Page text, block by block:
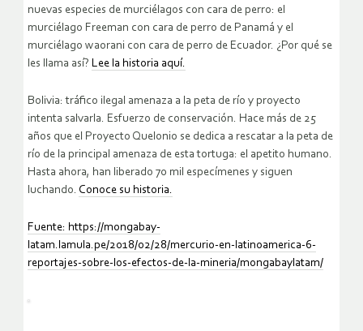
nuevas especies de murciélagos con cara de perro: el
murciélago Freeman con cara de perro de Panamá y el
murciélago waorani con cara de perro de Ecuador. ¿Por qué se
les llama así? Lee la historia aquí.
Bolivia: tráfico ilegal amenaza a la peta de río y proyecto
intenta salvarla. Esfuerzo de conservación. Hace más de 25
años que el Proyecto Quelonio se dedica a rescatar a la peta de
río de la principal amenaza de esta tortuga: el apetito humano.
Hasta ahora, han liberado 70 mil especímenes y siguen
luchando. Conoce su historia.
Fuente: https://mongabay-
latam.lamula.pe/2018/02/28/mercurio-en-latinoamerica-6-
reportajes-sobre-los-efectos-de-la-mineria/mongabaylatam/